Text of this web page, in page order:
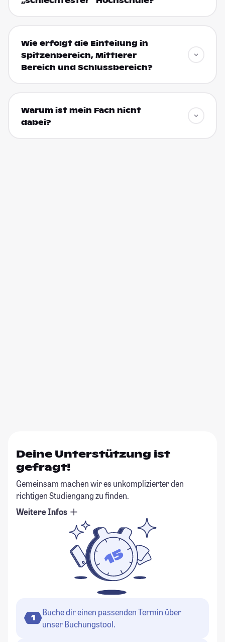
Wie erfolgt die Einteilung in
Spitzenbereich, Mittlerer
Bereich und Schlussbereich?
Warum ist mein Fach nicht
dabei?
Deine Unterstützung ist
gefragt!
Gemeinsam machen wir es unkomplizierter den
richtigen Studiengang zu finden.
Weitere Infos
1
Buche dir einen passenden Termin über
unser Buchungstool.